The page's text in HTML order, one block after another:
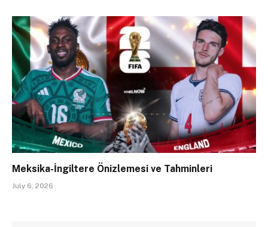
Meksika-İngiltere Önizlemesi ve Tahminleri
July 6, 2026